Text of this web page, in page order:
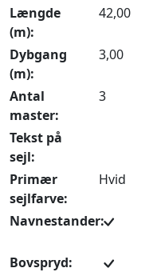
Længde
(m):
42,00
Dybgang
(m):
3,00
Antal
master:
3
Tekst på
sejl:
Primær
sejlfarve:
Hvid
Navnestander:
Bovspryd: